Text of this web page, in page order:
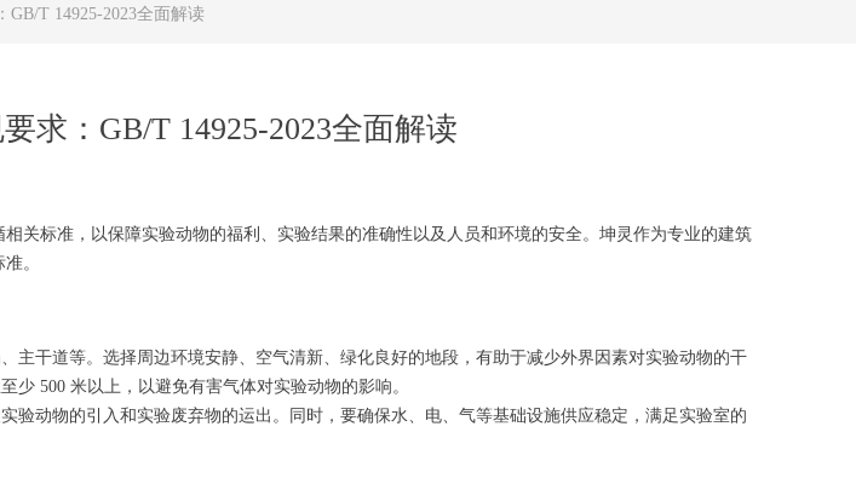
求：GB/T 14925-2023全面解读
关标准，以保障实验动物的福利、实验结果的准确性以及人员和环境的安全。坤灵作为专业的建筑
。
主干道等。选择周边环境安静、空气清新、绿化良好的地段，有助于减少外界因素对实验动物的干
500 米以上，以避免有害气体对实验动物的影响。
验动物的引入和实验废弃物的运出。同时，要确保水、电、气等基础设施供应稳定，满足实验室的
T 14925-2023全面解读